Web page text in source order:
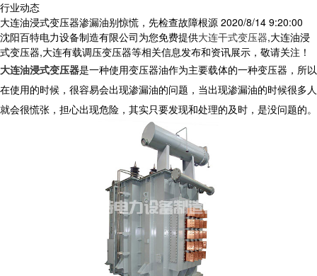
行业动态
大连油浸式变压器渗漏油别惊慌，先检查故障根源 2020/8/14 9:20:00
沈阳百特电力设备制造有限公司为您免费提供大连干式变压器,大连油浸
式变压器,大连有载调压变压器等相关信息发布和资讯展示，敬请关注！
大连油浸式变压器是一种使用变压器油作为主要载体的一种变压器，所以
在使用的时候，很容易会出现渗漏油的问题，当出现渗漏油的时候很多人
就会很慌张，担心出现危险，其实只要发现和处理的及时，是没问题的。